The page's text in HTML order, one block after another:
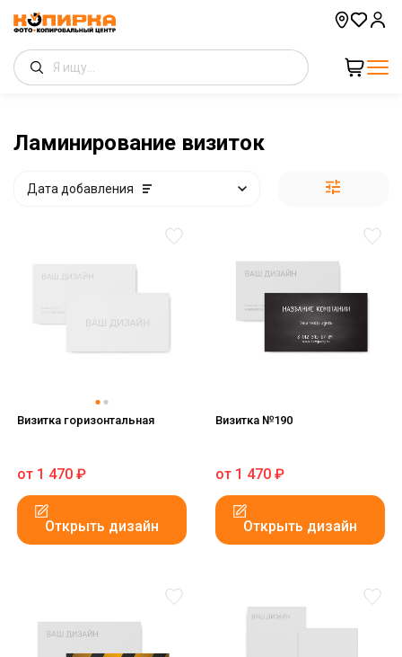
Ламинирование визиток
Дата добавления
Визитка горизонтальная
от 1 470 ₽
Открыть дизайн
Визитка №190
от 1 470 ₽
Открыть дизайн